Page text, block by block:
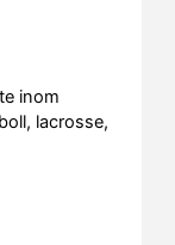
inom
lacrosse,